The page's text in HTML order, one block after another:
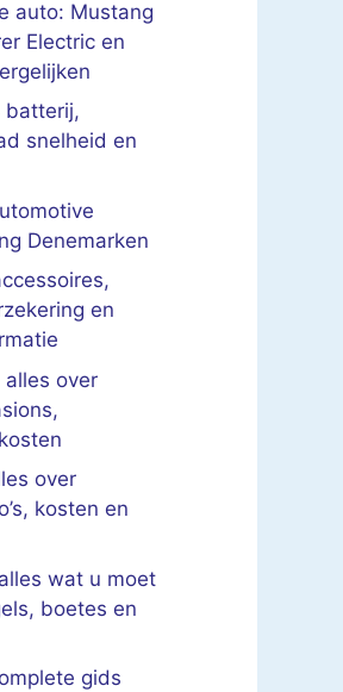
auto: Mustang
Electric en
batterij,
snelheid en
Denemarken
en
alles over
over
kosten en
wat u moet
boetes en
gids